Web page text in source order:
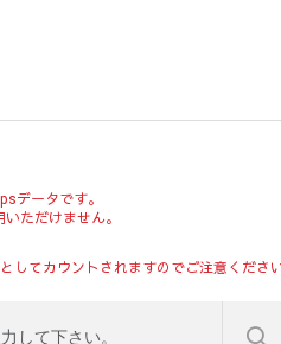
データです。
ただけません。
てカウントされますのでご注意ください